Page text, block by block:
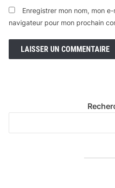
Enregistrer mon nom, mon
navigateur pour mon prochain